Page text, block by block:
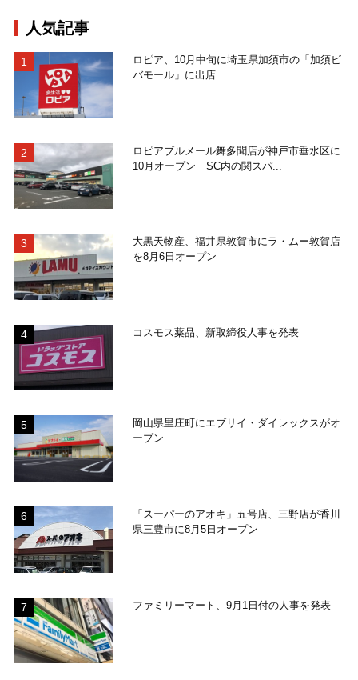
人気記事
ロピア、10月中旬に埼玉県加須市の「加須ビ
バモール」に出店
ロピアブルメール舞多聞店が神戸市垂水区に
10月オープン SC内の関スパ...
大黒天物産、福井県敦賀市にラ・ムー敦賀店
を8月6日オープン
コスモス薬品、新取締役人事を発表
岡山県里庄町にエブリイ・ダイレックスがオ
ープン
「スーパーのアオキ」五号店、三野店が香川
県三豊市に8月5日オープン
ファミリーマート、9月1日付の人事を発表